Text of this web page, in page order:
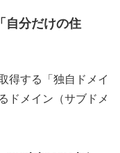
自分だけの住
得する「独自ドメイ
ドメイン（サブドメ